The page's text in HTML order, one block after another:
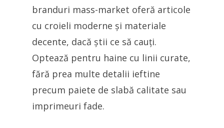
branduri mass-market oferă articole
cu croieli moderne și materiale
decente, dacă știi ce să cauți.
Optează pentru haine cu linii curate,
fără prea multe detalii ieftine
precum paiete de slabă calitate sau
imprimeuri fade.